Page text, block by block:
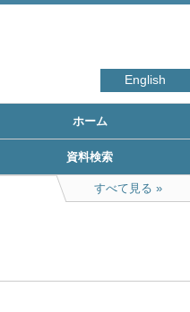
English
ホーム
資料検索
すべて見る